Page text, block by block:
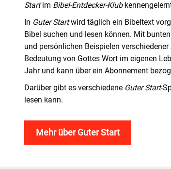
Startim Bibel-Entdecker-Klub
In Guter Startwird täglich ein Bibeltext
Bibel suchen und lesen können. Mit
und persönlichen Beispielen
Bedeutung von Gottes Wort im eigenen
Jahr und kann über ein Abonnement
Darüber gibt es verschiedene Guter Start-
lesen kann.
Mehr über Guter Start